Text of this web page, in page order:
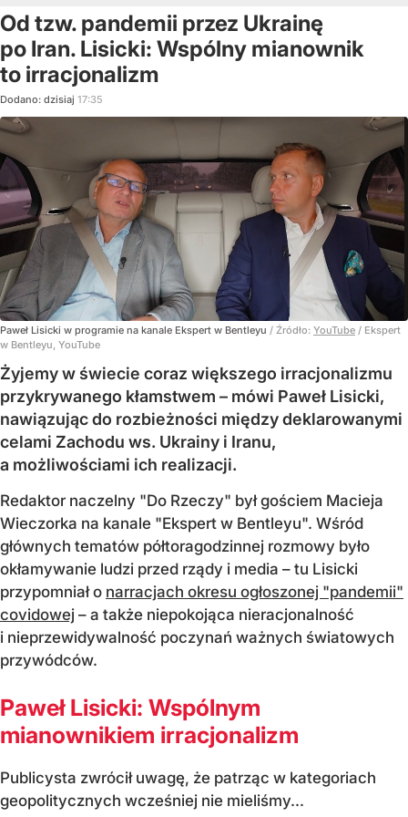
Od tzw. pandemii przez Ukrainę
po Iran. Lisicki: Wspólny mianownik
to irracjonalizm
Dodano: dzisiaj 17:35
Paweł Lisicki w programie na kanale Ekspert w Bentleyu / Źródło: YouTube / Ekspert
w Bentleyu, YouTube
Żyjemy w świecie coraz większego irracjonalizmu
przykrywanego kłamstwem – mówi Paweł Lisicki,
nawiązując do rozbieżności między deklarowanymi
celami Zachodu ws. Ukrainy i Iranu,
a możliwościami ich realizacji.
Redaktor naczelny "Do Rzeczy" był gościem Macieja
Wieczorka na kanale "Ekspert w Bentleyu". Wśród
głównych tematów półtoragodzinnej rozmowy było
okłamywanie ludzi przed rządy i media – tu Lisicki
przypomniał o narracjach okresu ogłoszonej "pandemii"
covidowej – a także niepokojąca nieracjonalność
i nieprzewidywalność poczynań ważnych światowych
przywódców.
Paweł Lisicki: Wspólnym
mianownikiem irracjonalizm
Publicysta zwrócił uwagę, że patrząc w kategoriach
geopolitycznych wcześniej nie mieliśmy...